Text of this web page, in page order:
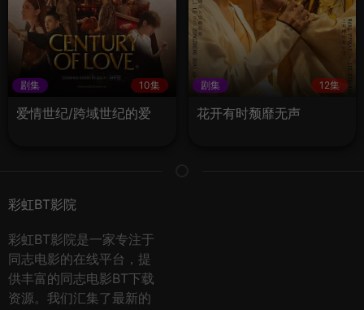
剧集 10集
爱情世纪/跨域世纪的爱
剧集 12集
花开有时颓靡无声
彩虹BT影院
彩虹BT影院是一家专注于
同志电影的在线平台，提
供丰富的同志电影BT下载
资源。我们汇集了最新的